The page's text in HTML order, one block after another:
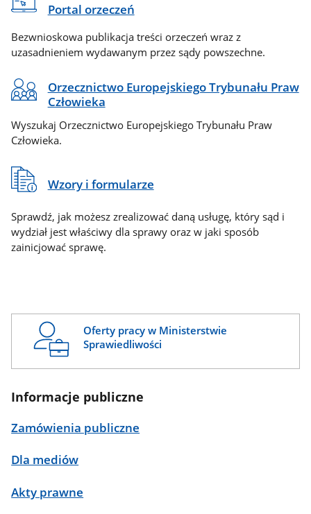
Portal orzeczeń
Bezwnioskowa publikacja treści orzeczeń wraz z
uzasadnieniem wydawanym przez sądy powszechne.
Orzecznictwo Europejskiego Trybunału Praw
Człowieka
Wyszukaj Orzecznictwo Europejskiego Trybunału Praw
Człowieka.
Wzory i formularze
Sprawdź, jak możesz zrealizować daną usługę, który sąd i
wydział jest właściwy dla sprawy oraz w jaki sposób
zainicjować sprawę.
Oferty pracy w Ministerstwie
Sprawiedliwości
Informacje publiczne
Zamówienia publiczne
Dla mediów
Akty prawne